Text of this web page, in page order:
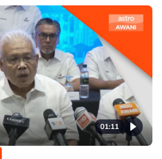
01:11